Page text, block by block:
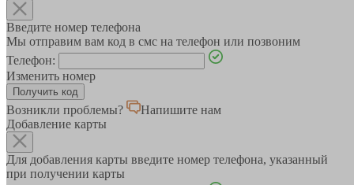
Введите номер телефона
Мы отправим вам код в смс на телефон или позвоним
Телефон:
Изменить номер
Возникли проблемы?
Напишите нам
Добавление карты
Для добавления карты введите номер телефона, указанный
при получении карты